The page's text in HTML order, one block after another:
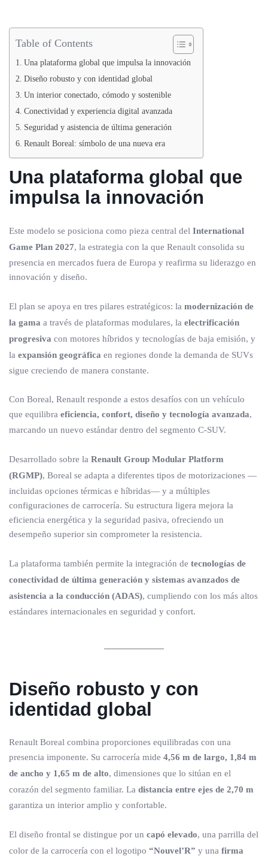
Table of Contents
Una plataforma global que impulsa la innovación
Diseño robusto y con identidad global
Un interior conectado, cómodo y sostenible
Conectividad y experiencia digital avanzada
Seguridad y asistencia de última generación
Renault Boreal: símbolo de una nueva era
Una plataforma global que
impulsa la innovación
Este modelo se posiciona como pieza central del International
Game Plan 2027, la estrategia con la que Renault consolida su
presencia en mercados fuera de Europa y reafirma su liderazgo en
innovación y diseño.
El plan se apoya en tres pilares estratégicos: la modernización de
la gama a través de plataformas modulares, la electrificación
progresiva con motores híbridos y tecnologías de baja emisión, y
la expansión geográfica en regiones donde la demanda de SUVs
sigue creciendo de manera constante.
Con Boreal, Renault responde a estos desafíos con un vehículo
que equilibra eficiencia, confort, diseño y tecnología avanzada,
marcando un nuevo estándar dentro del segmento C-SUV.
Desarrollado sobre la Renault Group Modular Platform
(RGMP), Boreal se adapta a diferentes tipos de motorizaciones —
incluidas opciones térmicas e híbridas— y a múltiples
configuraciones de carrocería. Su estructura ligera mejora la
eficiencia energética y la seguridad pasiva, ofreciendo un
desempeño superior sin comprometer la resistencia.
La plataforma también permite la integración de tecnologías de
conectividad de última generación y sistemas avanzados de
asistencia a la conducción (ADAS), cumpliendo con los más altos
estándares internacionales en seguridad y confort.
Diseño robusto y con
identidad global
Renault Boreal combina proporciones equilibradas con una
presencia imponente. Su carrocería mide 4,56 m de largo, 1,84 m
de ancho y 1,65 m de alto, dimensiones que lo sitúan en el
corazón del segmento familiar. La distancia entre ejes de 2,70 m
garantiza un interior amplio y confortable.
El diseño frontal se distingue por un capó elevado, una parrilla del
color de la carrocería con el logotipo “Nouvel’R” y una firma